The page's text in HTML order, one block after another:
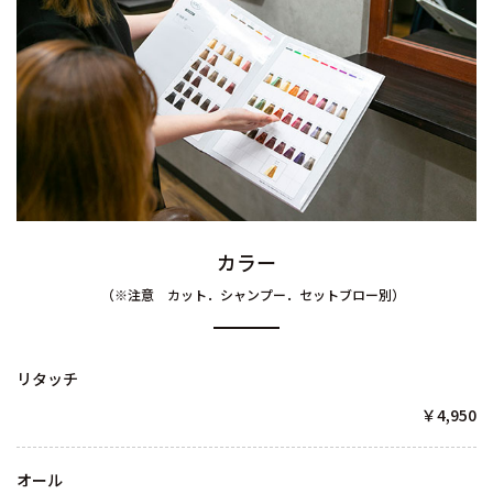
カラー
（​​​​​​​※注意 カット．シャンプー．セットブロー別）
リタッチ
￥4,950
オール